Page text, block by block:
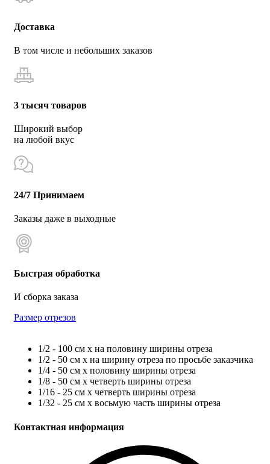
Доставка
В том числе и небольших заказов
3 тысяч товаров
Широкий выбор
на любой вкус
24/7 Принимаем
Заказы даже в выходные
Быстрая обработка
И сборка заказа
Размер отрезов
1/2 - 100 см х на половину ширины отреза
1/2 - 50 см х на ширину отреза по просьбе заказчика
1/4 - 50 см х половину ширины отреза
1/8 - 50 см х четверть ширины отреза
1/16 - 25 см х четверть ширины отреза
1/32 - 25 см х восьмую часть ширины отреза
Контактная информация